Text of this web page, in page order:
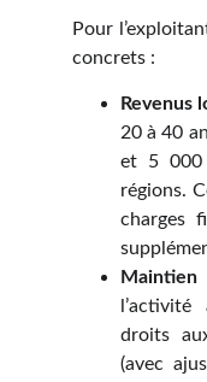
Pour
concrets :
Revenus
20 à 40
et 5 000
régions.
charges
droits
(avec